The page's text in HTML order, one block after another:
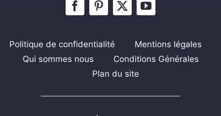
Politique de confidentialité
Mentions légales
Qui sommes nous
Conditions Générales
Plan du site